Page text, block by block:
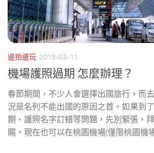
邊拍邊玩 2015-02-11
機場護照過期 怎麼辦理？
春節期間，不少人會選擇出國旅行，而
況是名列不能出國的原因之首。如果到
期、護照名字訂錯等問題，先別緊張，
賜，現在也可以在桃園機場(僅限桃園機